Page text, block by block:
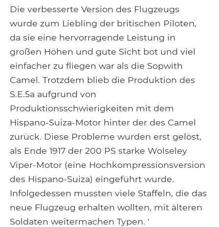
Die verbesserte Version des Flugzeugs
wurde zum Liebling der britischen Piloten,
da sie eine hervorragende Leistung in
großen Höhen und gute Sicht bot und viel
einfacher zu fliegen war als die Sopwith
Camel. Trotzdem blieb die Produktion des
S.E.5a aufgrund von
Produktionsschwierigkeiten mit dem
Hispano-Suiza-Motor hinter der des Camel
zurück. Diese Probleme wurden erst gelöst,
als Ende 1917 der 200 PS starke Wolseley
Viper-Motor (eine Hochkompressionsversion
des Hispano-Suiza) eingeführt wurde.
Infolgedessen mussten viele Staffeln, die das
neue Flugzeug erhalten wollten, mit älteren
Soldaten weitermachen Typen. '